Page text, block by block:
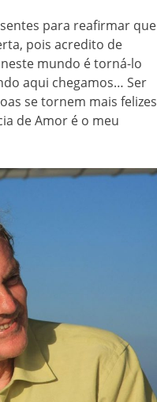
para reafirmar que
pois acredito de
mundo é torná-lo
aqui chegamos… Ser
se tornem mais felizes
de Amor é o meu